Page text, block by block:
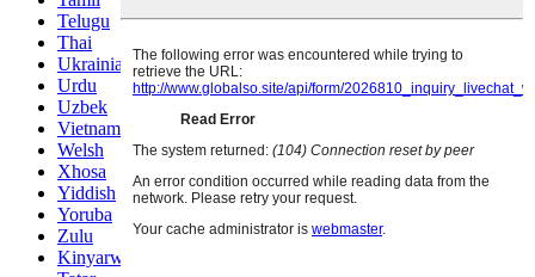
Telugu
Thai
Ukrainian
Urdu
Uzbek
Vietnamese
Welsh
Xhosa
Yiddish
Yoruba
Zulu
Kinyarwanda